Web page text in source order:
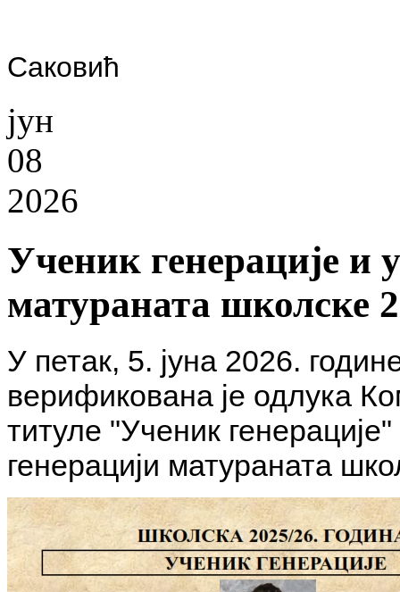
Саковић
јун
08
2026
Ученик генерације и
матураната школске
У петак, 5. јуна 2026.
верификована је одлука
титуле "Ученик
генерацији матураната